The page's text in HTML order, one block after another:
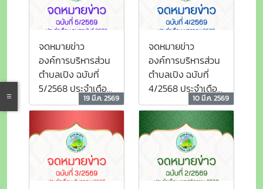
จดหมายข่าว
องค์การบริหารส่วน
ตำบลเปิง ฉบับที่
5/2568 ประจำเดือน
กุมภาพันธ์ 256919 มี.ค. 2569
จดหมายข่าว
องค์การบริหารส่วน
ตำบลเปิง ฉบับที่
4/2568 ประจำเดือน
มกราคม 256910 มี.ค. 2569